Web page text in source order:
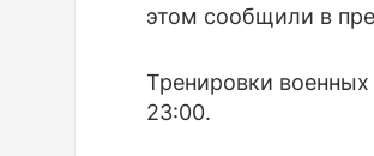
этом сообщили в
Тренировки
23:00.